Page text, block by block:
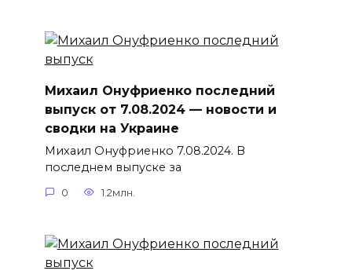
Михаил Онуфриенко последний
выпуск от 7.08.2024 — новости и
сводки на Украине
Михаил Онуфриенко 7.08.2024. В
последнем выпуске за
0 1.2млн.